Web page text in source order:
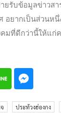
ยรับข้อมูลข่าวส
อยากเป็นส่วนห
มที่ดีกว่านี้ให้แก่
ประท้วงฮ่องกง